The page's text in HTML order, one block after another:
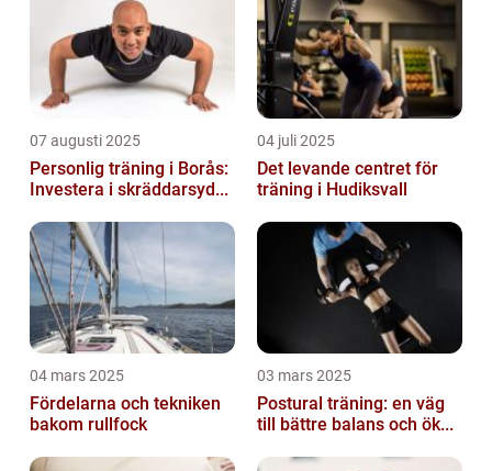
07 augusti 2025
Personlig träning i Borås:
Investera i skräddarsyd...
04 juli 2025
Det levande centret för
träning i Hudiksvall
04 mars 2025
Fördelarna och tekniken
bakom rullfock
03 mars 2025
Postural träning: en väg
till bättre balans och ök...